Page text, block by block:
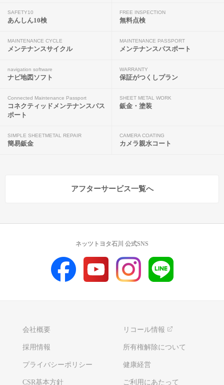
SAFETY10
あんしん10検
FREE INSPECTION
無料点検
MAINTENANCE CYCLE
メンテナンスサイクル
MAINTENANCE PASSPORT
メンテナンスパスポート
navigation software
ナビ地図ソフト
WARRANTY
保証がつくしプラン
Connected Maintenance Passport
コネクティッドメンテナンスパス
ポート
SHEET METAL WORK
鈑金・塗装
SIMPLE SHEETMETAL REPAIR
簡易鈑金
CAMERA COATING
カメラ親水コート
アフターサービス一覧へ
会社概要 リコール情報
採用情報 所有権解除について
プライバシーポリシー 健康経営
CSR基本方針 ご利用にあたって
ネッツトヨタ石川 公式SNS